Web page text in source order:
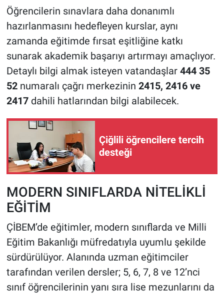
Öğrencilerin sınavlara daha donanımlı
hazırlanmasını hedefleyen kurslar, aynı
zamanda eğitimde fırsat eşitliğine katkı
sunarak akademik başarıyı artırmayı amaçlıyor.
Detaylı bilgi almak isteyen vatandaşlar 444 35
52numaralı çağrı merkezinin 2415, 2416 ve
2417dahili hatlarından bilgi alabilecek.
Çiğlili öğrencilere tercih
desteği
MODERN SINIFLARDA NİTELİKLİ
EĞİTİM
ÇİBEM’de eğitimler, modern sınıflarda ve Milli
Eğitim Bakanlığı müfredatıyla uyumlu şekilde
sürdürülüyor. Alanında uzman eğitimciler
tarafından verilen dersler; 5, 6, 7, 8 ve 12’nci
sınıf öğrencilerinin yanı sıra lise mezunlarını da